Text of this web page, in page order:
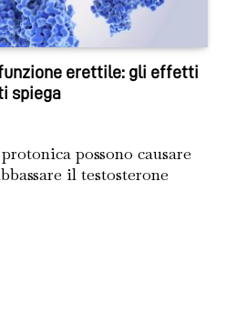
erettile: gli effetti
spiega
possono causare
il testosterone